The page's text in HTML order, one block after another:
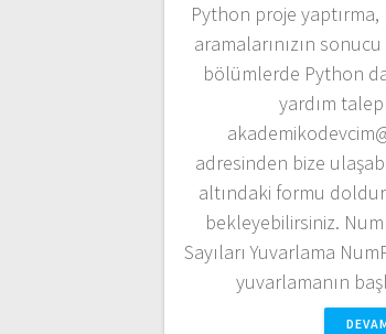
Python proje
aramalarınızın
bölümlerde Python
yardım
adresinden bize
altındaki formu
bekleyebilirsiniz.
Sayıları Yuvarlama
yuvarlamanın